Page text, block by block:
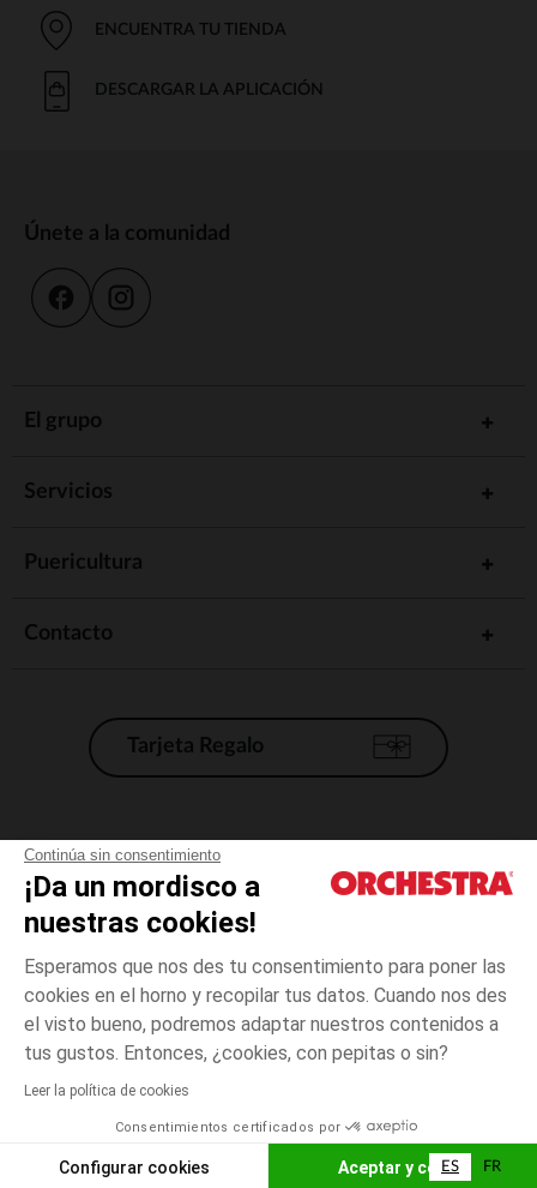
Continúa sin consentimiento
¡Da un mordisco a
nuestras cookies!
Esperamos que nos des tu consentimiento para poner las
cookies en el horno y recopilar tus datos. Cuando nos des
el visto bueno, podremos adaptar nuestros contenidos a
tus gustos. Entonces, ¿cookies, con pepitas o sin?
Leer la política de cookies
Consentimientos certificados por
Configurar cookies Aceptar y cerrar
talla
unica
El pago medidante
ELIGE UNA TALLA
ENCUENTRA TU TIENDA
DESCARGAR LA APLICACIÓN
Únete a la comunidad
El grupo
Servicios
Puericultura
Contacto
Tarjeta Regalo
Condiciones generales de venta
Aviso Legal
*Condiciones de las ofertas actuales
Gestión de las cookies
Accesibilidad: no conforme
Orchestra adhiere al código de ética de la Federación Francesa de comercio
electrónico y venta a distancia (FEVAD) y al sistema de mediación de
ES FR